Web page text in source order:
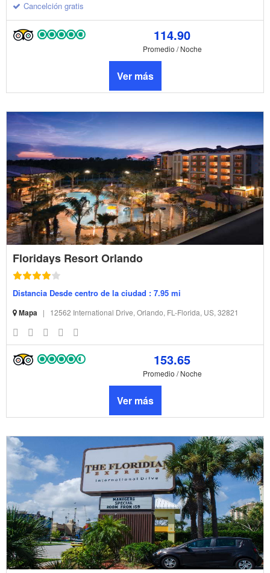
Cancelción gratis
114.90
Promedio / Noche
Ver más
Floridays Resort Orlando
Distancia Desde centro de la ciudad : 7.95 mi
Mapa | 12562 International Drive, Orlando, FL-Florida, US, 32821
153.65
Promedio / Noche
Ver más